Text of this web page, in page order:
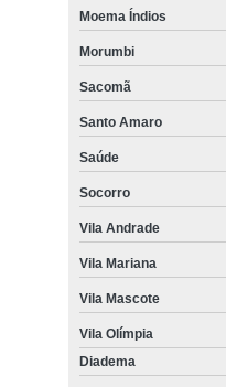
Moema Índios
Morumbi
Sacomã
Santo Amaro
Saúde
Socorro
Vila Andrade
Vila Mariana
Vila Mascote
Vila Olímpia
Diadema